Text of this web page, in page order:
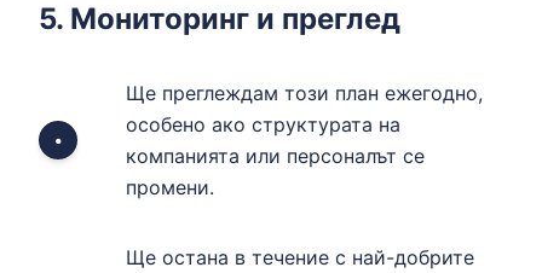
5. Мониторинг и преглед
•
Ще преглеждам този план ежегодно,
особено ако структурата на
компанията или персоналът се
промени.
Ще остана в течение с най-добрите